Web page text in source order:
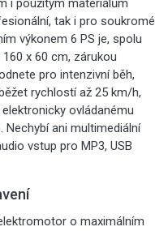
i použitým materiálům
tak i pro soukromé
výkonem 6 PS je, spolu
x 60 cm, zárukou
pro intenzivní běh,
rychlostí až 25 km/h,
ovládanému
Nechybí ani multimediální
vstup pro MP3, USB
o maximálním